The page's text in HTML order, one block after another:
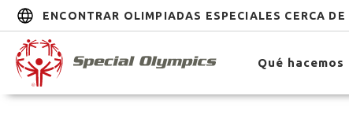
ENCONTRAR OLIMPIADAS ESPECIALES CERCA DE
Qué hacemos